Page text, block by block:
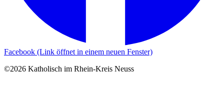
Facebook (Link öffnet in einem neuen Fenster)
©2026 Katholisch im Rhein-Kreis Neuss